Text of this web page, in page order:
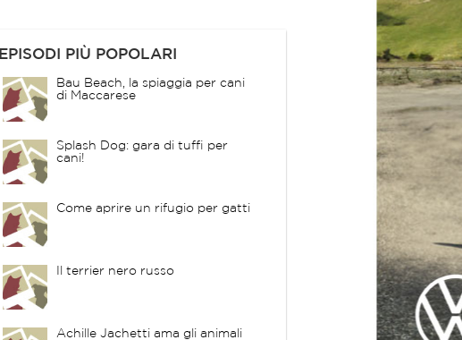
EPISODI PIÙ POPOLARI
Bau Beach, la spiaggia per cani
di Maccarese
Splash Dog: gara di tuffi per
cani!
Come aprire un rifugio per gatti
Il terrier nero russo
Achille Jachetti ama gli animali